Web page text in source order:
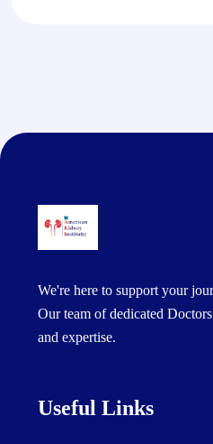
We're here to support your
Our team of dedicated
and expertise.
Useful Links